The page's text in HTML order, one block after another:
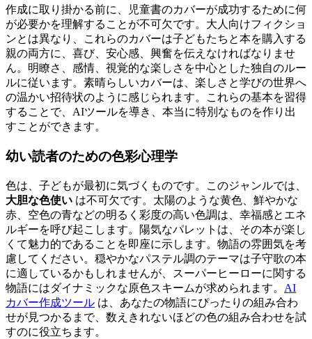
作成に取り掛かる前に、児童書のカバーが成功するために何
が必要かを理解することが不可欠です。大人向けフィクショ
ンとは異なり、これらのカバーは子どもたちと本を購入する
親の両方に、喜び、安心感、興奮を伝えなければなりませ
ん。明瞭さ、感情、視覚的な楽しさを中心とした独自のルー
ルに従います。素晴らしいカバーは、楽しさと学びの世界へ
の温かい招待状のように感じられます。これらの基本を習得
することで、AIツールを導き、本当に特別なものを作り出
すことができます。
幼い読者のための色彩心理学
色は、子どもが最初に気づくものです。このジャンルでは、
大胆な色使い は不可欠です。太陽のような黄色、鮮やかな
赤、空色の青などの明るく彩度の高い色調は、幸福感とエネ
ルギーを呼び起こします。陽気なパレットは、その本が楽し
くて魅力的であることを即座に示します。物語の雰囲気を考
慮してください。穏やかなパステル調のテーマは子守歌の本
に適しているかもしれませんが、スーパーヒーローに関する
物語にはダイナミックな原色スキームが求められます。 AI
カバー作成ツール は、あなたの物語にぴったりの組み合わ
せが見つかるまで、数えきれないほどの色の組み合わせを試
すのに役立ちます。